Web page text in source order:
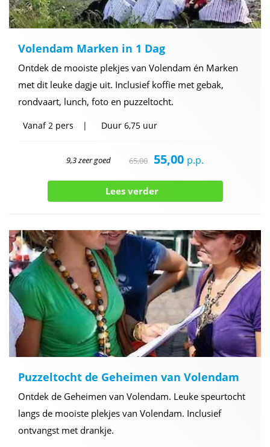
Volendam Marken in 1 Dag
Ontdek de mooiste plekjes van Volendam én Marken
met dit leuke dagje uit. Inclusief koffie met gebak,
rondvaart, lunch, foto en puzzeltocht.
Vanaf2 pers Duur 6,75 uur
9,3 zeer goed 65,00 55,00 p.p.
Lees verder
Puzzeltocht de Geheimen van Volendam
Ontdek de Geheimen van Volendam. Leuke speurtocht
langs de mooiste plekjes van Volendam. Inclusief
ontvangst met drankje.